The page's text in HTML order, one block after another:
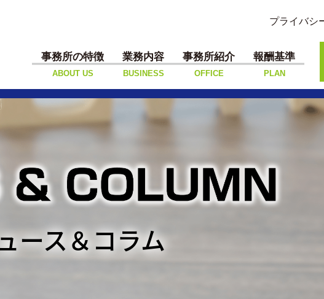
プライバシ
事務所の特徴
ABOUT US
業務内容
BUSINESS
事務所紹介
OFFICE
報酬基準
PLAN
ース＆コラム